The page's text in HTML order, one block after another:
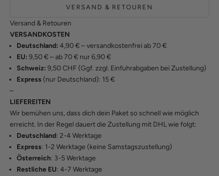
VERSAND & RETOUREN
Versand & Retouren
VERSANDKOSTEN
Deutschland: 4,90 € – versandkostenfrei ab 70 €
EU: 9,50 € – ab 70 € nur 6,90 €
Schweiz: 9,50 CHF (Ggf. zzgl. Einfuhrabgaben bei Zustellung)
Express (nur Deutschland): 15 €
–
LIEFEREITEN
Wir bemühen uns, dass dich dein Paket so schnell wie möglich
erreicht. In der Regel dauert die Zustellung mit DHL wie folgt:
Deutschland: 2-4 Werktage
Express: 1-2 Werktage (keine Samstagszustellung)
Österreich: 3-5 Werktage
Restliche EU: 4-7 Werktage